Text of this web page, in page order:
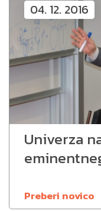
04. 12. 2016
Univerza
Preberi novico